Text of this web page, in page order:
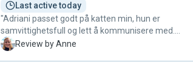
Last active today
"Adriani passet godt på katten min, hun er
samvittighetsfull og lett å kommunisere med.
Anbefaler gjerne! 😊"
A Review by Anne